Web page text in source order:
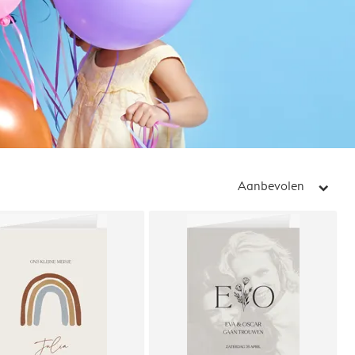
Aanbevolen arrow_right